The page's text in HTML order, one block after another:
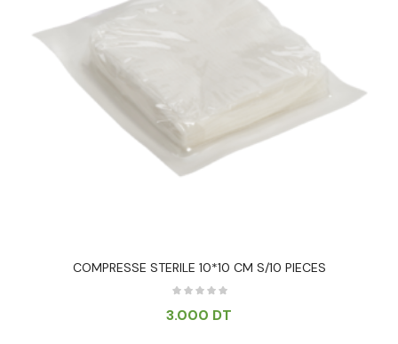
COMPRESSE STERILE 10*10 CM S/10 PIECES
3.000 DT